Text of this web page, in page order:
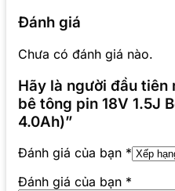
Đánh giá
Chưa có đánh giá nào.
Hãy là người đầu tiên
bê tông pin 18V 1.5J
4.0Ah)”
Đánh giá của bạn *
Đánh giá của bạn *